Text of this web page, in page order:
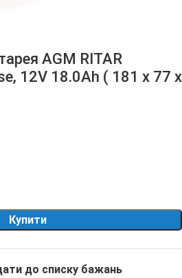
AGM RITAR
12V 18.0Ah ( 181 х 77 х
Купити
до списку бажань